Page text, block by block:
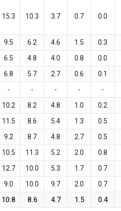
15.3 10.3 3.7 0.7 0.0
9.5 6.2 4.6 1.5 0.3
6.5 4.8 4.0 0.8 0.0
6.8 5.7 2.7 0.6 0.1
- - - - -
10.2 8.2 4.8 1.0 0.2
11.5 8.6 5.4 1.3 0.5
9.2 8.7 4.8 2.7 0.5
10.5 11.3 5.2 2.0 0.8
12.7 10.0 5.3 1.7 0.7
9.0 10.0 9.7 2.0 0.7
10.8 8.6 4.7 1.5 0.4